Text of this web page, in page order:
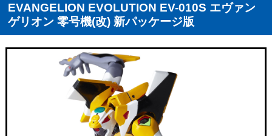
EVANGELION EVOLUTION EV-010S エヴァン
ゲリオン 零号機(改) 新パッケージ版